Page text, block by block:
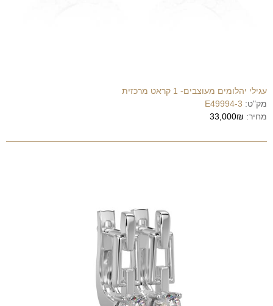
עגילי יהלומים מעוצבים- 1 קראט מרכזית
מק"ט: E49994-3
מחיר: 33,000₪